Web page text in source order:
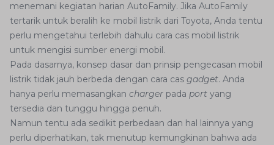
menemani kegiatan harian AutoFamily. Jika AutoFamily
tertarik untuk beralih ke mobil listrik dari Toyota, Anda tentu
perlu mengetahui terlebih dahulu cara cas mobil listrik
untuk mengisi sumber energi mobil.
Pada dasarnya, konsep dasar dan prinsip pengecasan mobil
listrik tidak jauh berbeda dengan cara cas gadget. Anda
hanya perlu memasangkan charger pada port yang
tersedia dan tunggu hingga penuh.
Namun tentu ada sedikit perbedaan dan hal lainnya yang
perlu diperhatikan, tak menutup kemungkinan bahwa ada